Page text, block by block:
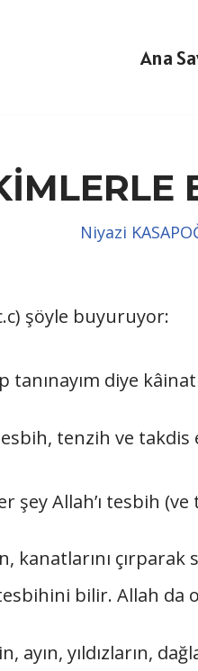
Ana
Niyazi
şöyle buyuruyor:
diye
tesbih, tenzih ve
şey Allah’ı tesbih (ve
çırparak
bilir. Allah da
yıldızların,